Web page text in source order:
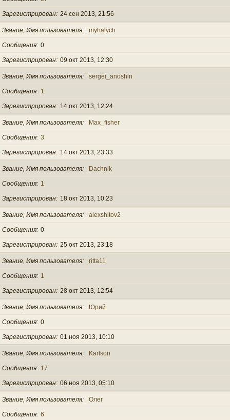
Зарегистрирован 24 сен 2013, 21:56
Звание, Имя пользователя myhalych
Сообщения 0
Зарегистрирован 09 окт 2013, 12:30
Звание, Имя пользователя sergei_anoshin
Сообщения 1
Зарегистрирован 14 окт 2013, 12:24
Звание, Имя пользователя Max_fisher
Сообщения 3
Зарегистрирован 14 окт 2013, 23:33
Звание, Имя пользователя Dachnik
Сообщения 1
Зарегистрирован 18 окт 2013, 10:23
Звание, Имя пользователя alexshitov2
Сообщения 0
Зарегистрирован 25 окт 2013, 23:18
Звание, Имя пользователя ritta11
Сообщения 1
Зарегистрирован 28 окт 2013, 12:54
Звание, Имя пользователя Юрий
Сообщения 0
Зарегистрирован 01 ноя 2013, 10:10
Звание, Имя пользователя Karlson
Сообщения 17
Зарегистрирован 06 ноя 2013, 05:10
Звание, Имя пользователя Олег
Сообщения 6